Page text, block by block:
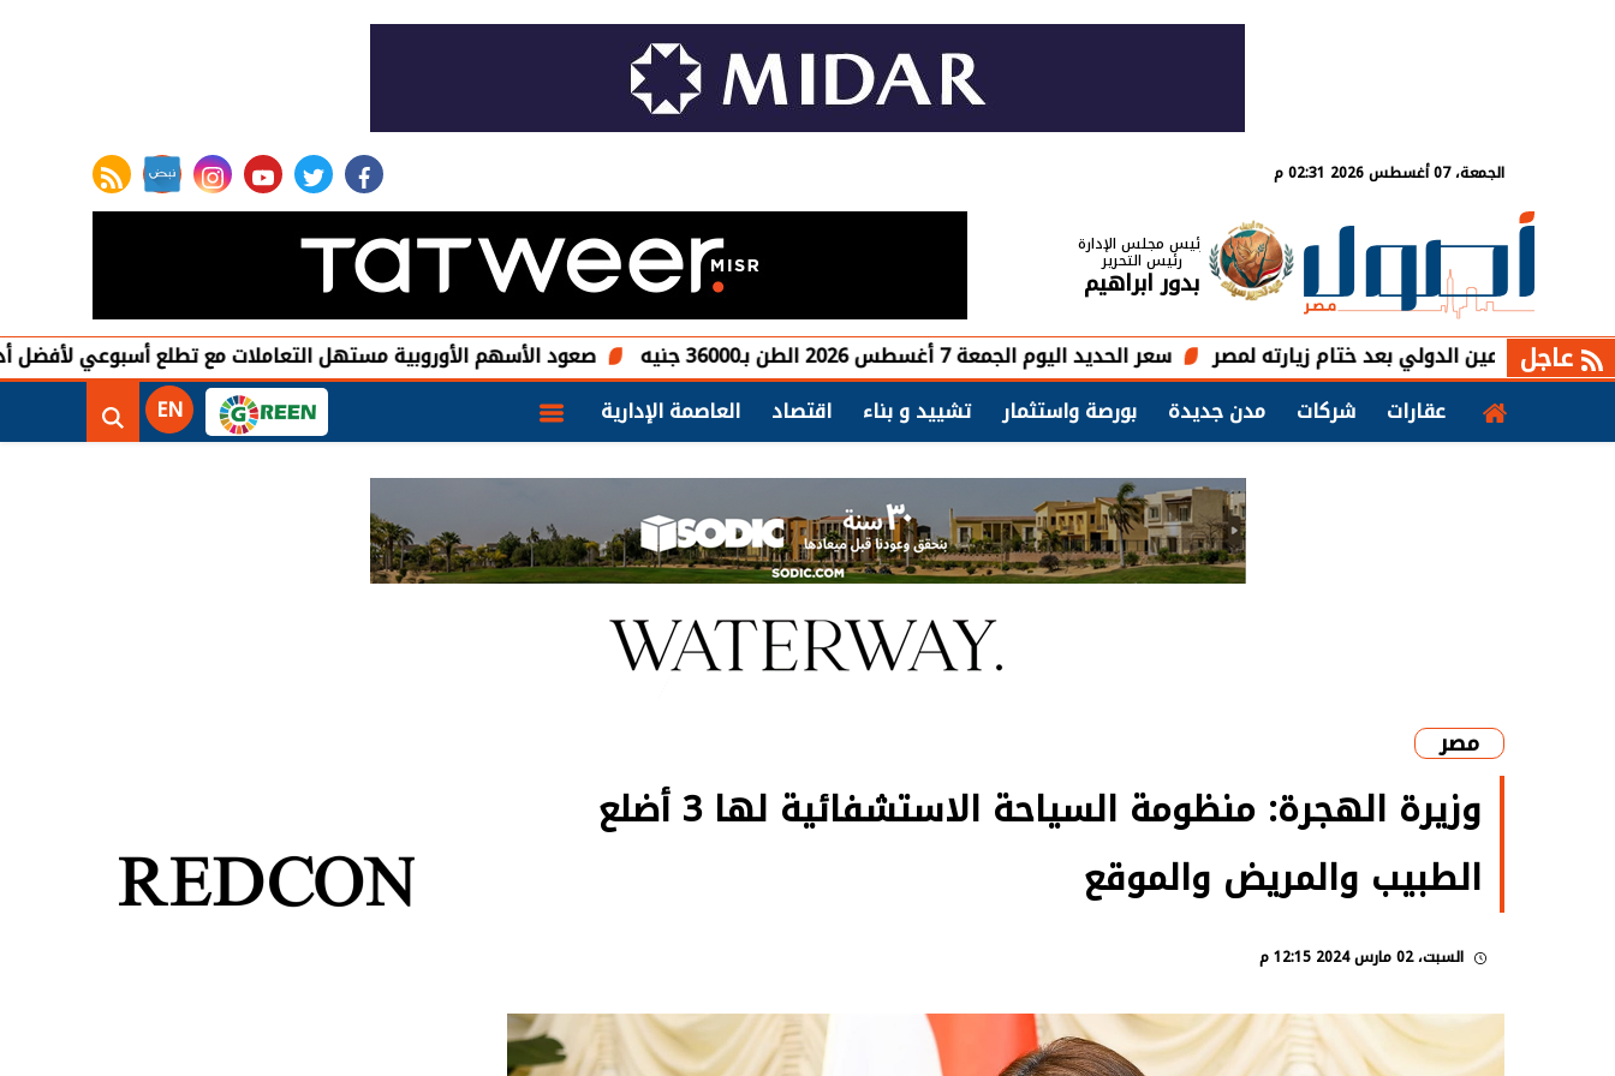
الجمعة، 07 أغسطس 2026 02:31 م facebook
twitter
youtube
instagram
rss feed
رئيس مجلس الإدارة
رئيس التحرير
بدور ابراهيم
عاجل صعود الأسهم الأوروبية مستهل التعاملات مع تطلع أسبوعي لأفضل أداء منذ سعر الحديد اليوم الجمعة 7 أغسطس 2026 الطن بـ36000 جنيه
الدولي بعد ختام زيارته لمصر
عقارات
شركات مدن جديدة بورصة واستثمار تشييد و بناء اقتصاد العاصمة الإدارية EN
مصر
وزيرة الهجرة: منظومة السياحة الاستشفائية لها 3 أضلع
الطبيب والمريض والموقع
السبت، 02 مارس 2024 12:15 م